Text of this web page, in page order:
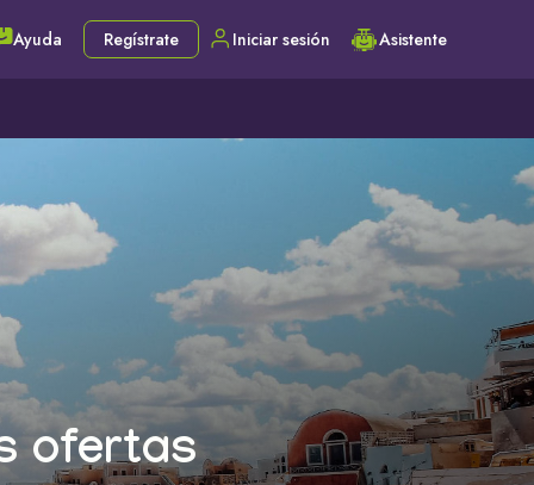
Ayuda Regístrate Iniciar sesión Asistente
ofertas